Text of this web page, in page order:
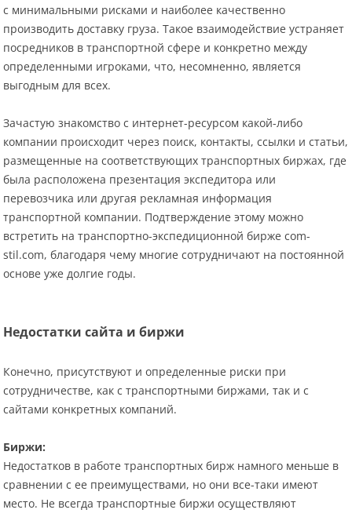
с минимальными рисками и наиболее качественно
производить доставку груза. Такое взаимодействие устраняет
посредников в транспортной сфере и конкретно между
определенными игроками, что, несомненно, является
выгодным для всех.
Зачастую знакомство с интернет-ресурсом какой-либо
компании происходит через поиск, контакты, ссылки и статьи,
размещенные на соответствующих транспортных биржах, где
была расположена презентация экспедитора или
перевозчика или другая рекламная информация
транспортной компании. Подтверждение этому можно
встретить на транспортно-экспедиционной бирже com-
stil.com, благодаря чему многие сотрудничают на постоянной
основе уже долгие годы.
Недостатки сайта и биржи
Конечно, присутствуют и определенные риски при
сотрудничестве, как с транспортными биржами, так и с
сайтами конкретных компаний.
Биржи:
Недостатков в работе транспортных бирж намного меньше в
сравнении с ее преимуществами, но они все-таки имеют
место. Не всегда транспортные биржи осуществляют